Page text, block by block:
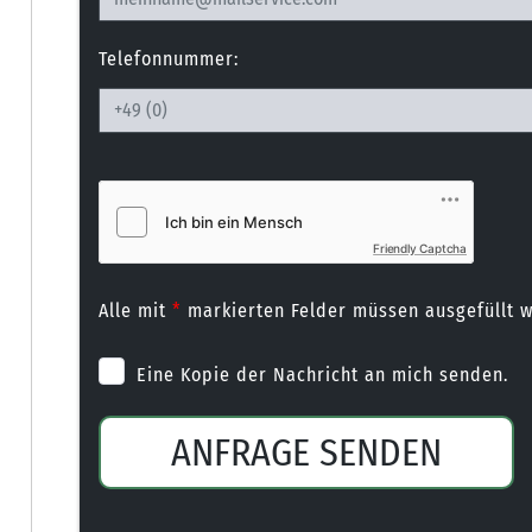
Telefonnummer:
Friendly Captcha
Alle mit * markierten Felder müssen ausgefüllt
Eine Kopie der Nachricht an mich senden.
ANFRAGE SENDEN